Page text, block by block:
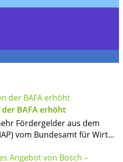
BAFA erhöht
Fördergelder aus dem
vom Bundesamt für Wirt...